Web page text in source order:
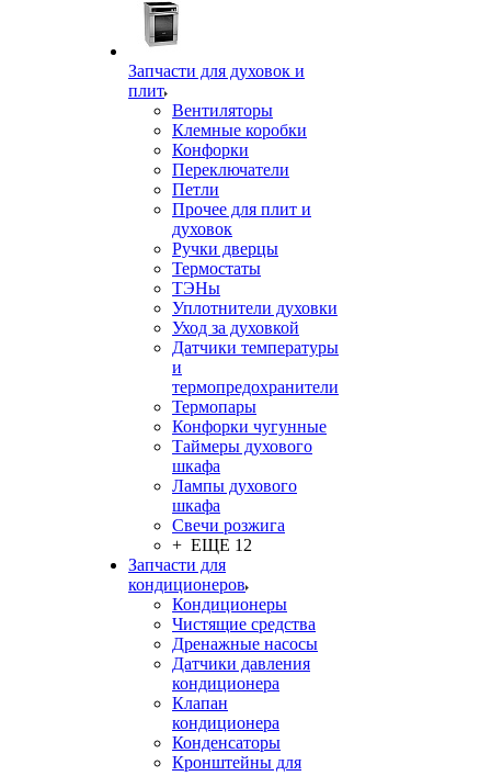
Запчасти для духовок и
плит
Вентиляторы
Клемные коробки
Конфорки
Переключатели
Петли
Прочее для плит и
духовок
Ручки дверцы
Термостаты
ТЭНы
Уплотнители духовки
Уход за духовкой
Датчики температуры
и
термопредохранители
Термопары
Конфорки чугунные
Таймеры духового
шкафа
Лампы духового
шкафа
Свечи розжига
+ ЕЩЕ 12
Запчасти для
кондиционеров
Кондиционеры
Чистящие средства
Дренажные насосы
Датчики давления
кондиционера
Клапан
кондиционера
Конденсаторы
Кронштейны для